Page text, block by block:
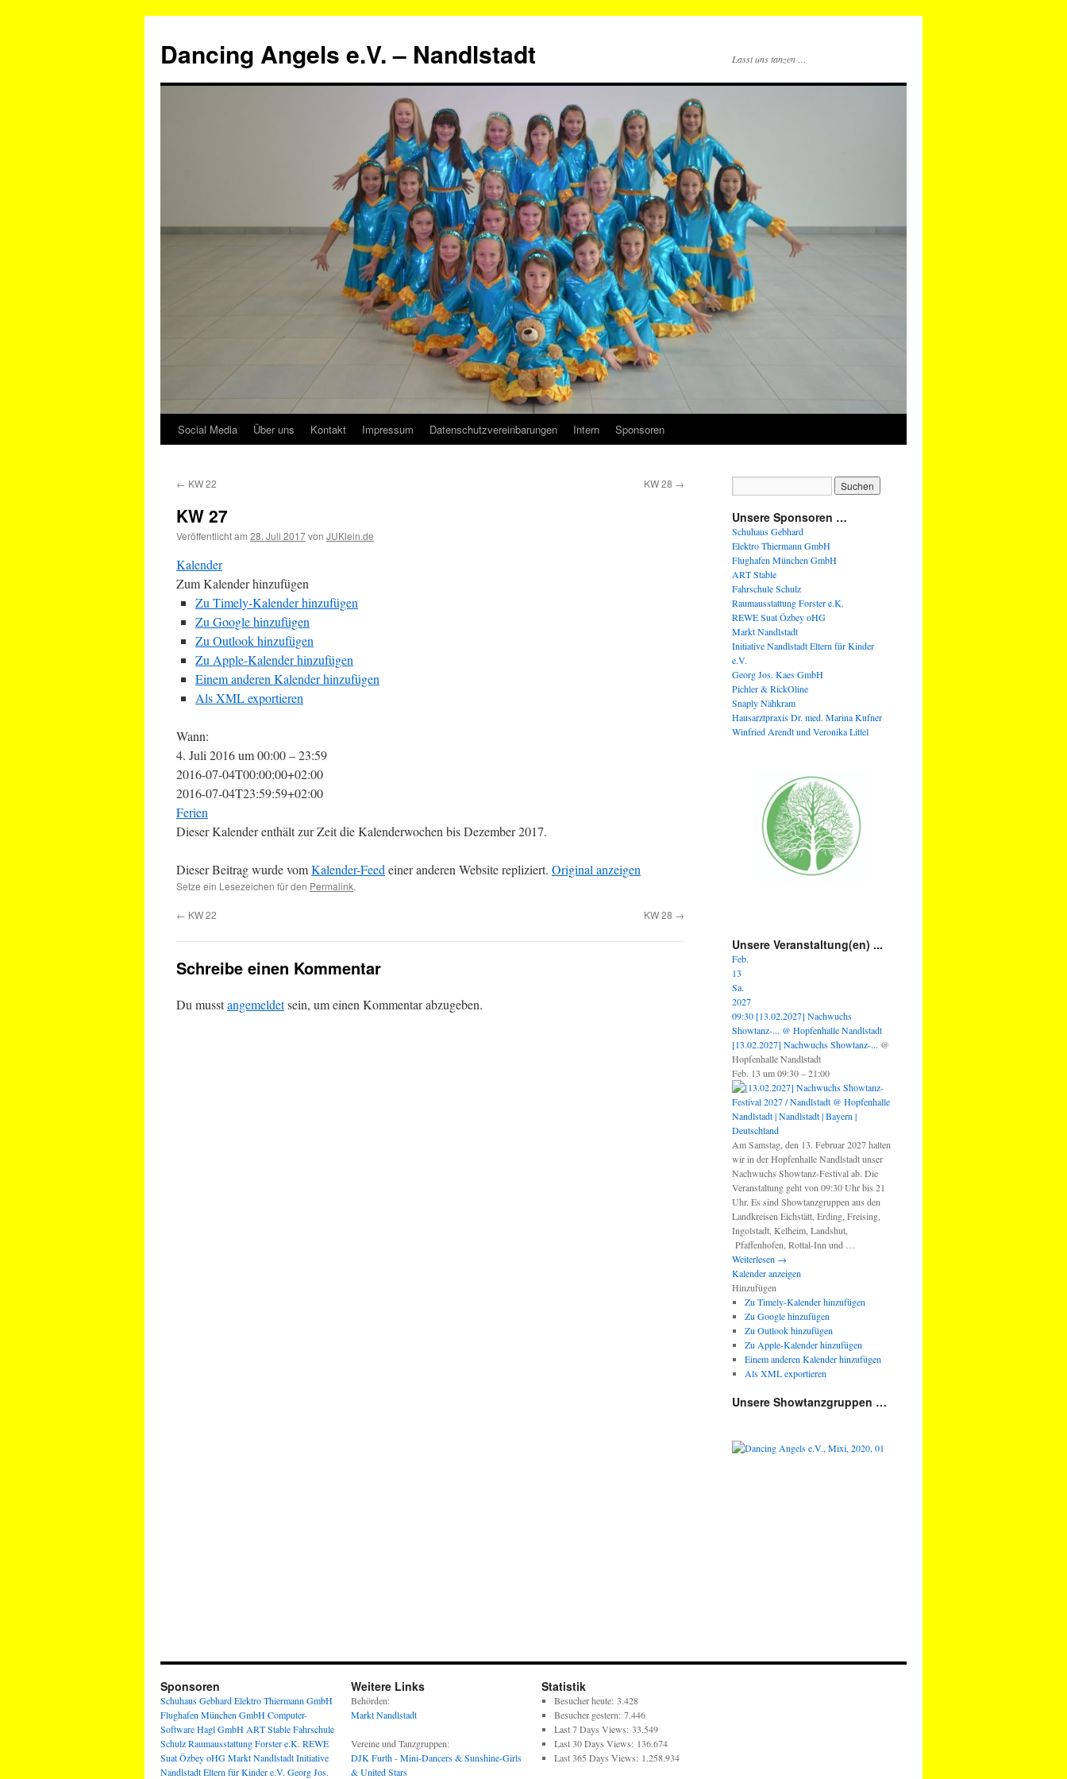
springen
Dancing Angels e.V. – Nandlstadt Lasst uns tanzen …
Social Media Über uns Kontakt Impressum Datenschutzvereinbarungen Intern Sponsoren
← KW 22 KW 28 →
KW 27
Veröffentlicht am 28. Juli 2017von JUKlein.de
Kalender
Zum Kalender hinzufügen
Zu Timely-Kalender hinzufügen
Zu Google hinzufügen
Zu Outlook hinzufügen
Zu Apple-Kalender hinzufügen
Einem anderen Kalender hinzufügen
Als XML exportieren
Wann:
4. Juli 2016 um 00:00 – 23:59
2016-07-04T00:00:00+02:00
2016-07-04T23:59:59+02:00
Ferien
Dieser Kalender enthält zur Zeit die Kalenderwochen bis Dezember 2017.
Dieser Beitrag wurde vomKalender-Feed einer anderen Website repliziert. Original anzeigen
Setze ein Lesezeichen für den Permalink.
← KW 22 KW 28 →
Schreibe einen Kommentar
Du musstangemeldetsein, um einen Kommentar abzugeben.
Unsere Sponsoren …
Schuhaus Gebhard
Elektro Thiermann GmbH
Flughafen München GmbH
ART Stable
Fahrschule Schulz
Raumausstattung Forster e.K.
REWE Suat Özbey oHG
Markt Nandlstadt
Initiative Nandlstadt Eltern für Kinder
e.V.
Georg Jos. Kaes GmbH
Pichler & RickOline
Snaply Nähkram
Hausarztpraxis Dr. med. Marina Kufner
Winfried Arendt und Veronika Littel
Unsere Veranstaltung(en) ...
Feb.
13
Sa.
2027
09:30 [13.02.2027] Nachwuchs
Showtanz-... @ Hopfenhalle Nandlstadt
[13.02.2027] Nachwuchs Showtanz-... @
Hopfenhalle Nandlstadt
Feb. 13 um 09:30 – 21:00
Am Samstag, den 13. Februar 2027 halten
wir in der Hopfenhalle Nandlstadt unser
Nachwuchs Showtanz-Festival ab. Die
Veranstaltung geht von 09:30 Uhr bis 21
Uhr. Es sind Showtanzgruppen aus den
Landkreisen Eichstätt, Erding, Freising,
Ingolstadt, Kelheim, Landshut,
Pfaffenhofen, Rottal-Inn und …
Weiterlesen →
Kalender anzeigen
Hinzufügen
Zu Timely-Kalender hinzufügen
Zu Google hinzufügen
Zu Outlook hinzufügen
Zu Apple-Kalender hinzufügen
Einem anderen Kalender hinzufügen
Als XML exportieren
Unsere Showtanzgruppen …
Sponsoren
Schuhaus GebhardElektro Thiermann GmbH
Flughafen München GmbHComputer-
Software Hagl GmbH ART StableFahrschule
SchulzRaumausstattung Forster e.K. REWE
Suat Özbey oHGMarkt NandlstadtInitiative
Nandlstadt Eltern für Kinder e.V. Georg Jos.
Weitere Links
Behörden:
Markt Nandlstadt
Vereine und Tanzgruppen:
DJK Furth - Mini-Dancers & Sunshine-Girls
& United Stars
Statistik
Besucher heute: 3.428
Besucher gestern: 7.446
Last 7 Days Views: 33.549
Last 30 Days Views: 136.674
Last 365 Days Views: 1.258.934